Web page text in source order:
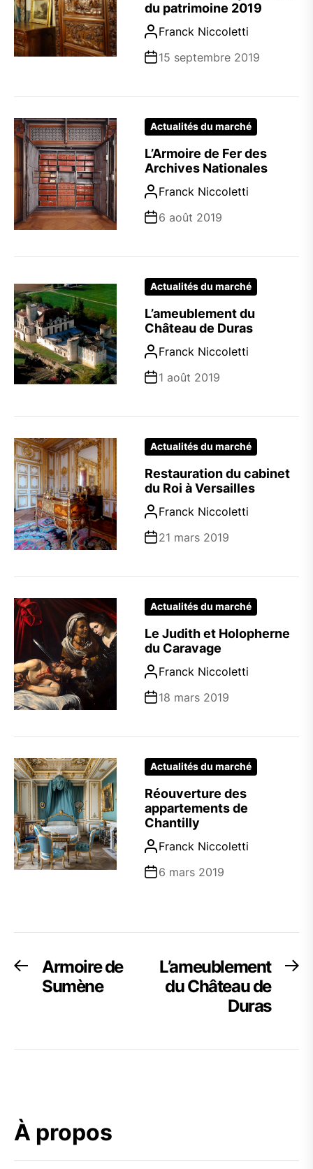
du patrimoine 2019
Franck Niccoletti
15 septembre 2019
Actualités du marché
L’Armoire de Fer des
Archives Nationales
Franck Niccoletti
6 août 2019
Actualités du marché
L’ameublement du
Château de Duras
Franck Niccoletti
1 août 2019
Actualités du marché
Restauration du cabinet
du Roi à Versailles
Franck Niccoletti
21 mars 2019
Actualités du marché
Le Judith et Holopherne
du Caravage
Franck Niccoletti
18 mars 2019
Actualités du marché
Réouverture des
appartements de
Chantilly
Franck Niccoletti
6 mars 2019
Navigation
Previous
post:
Armoire de
Sumène
L’ameublement
du Château de
Duras
À propos